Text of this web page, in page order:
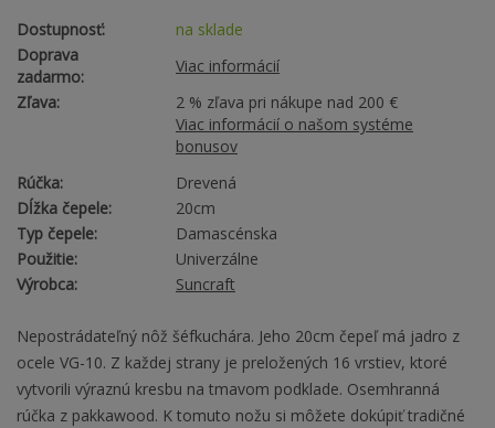
Dostupnosť:
na sklade
Doprava
zadarmo:
Viac informácií
Zľava:
2 % zľava pri nákupe nad 200 €
Viac informácií o našom systéme
bonusov
Rúčka:
Drevená
Dĺžka čepele:
20cm
Typ čepele:
Damascénska
Použitie:
Univerzálne
Výrobca:
Suncraft
Nepostrádateľný nôž šéfkuchára. Jeho 20cm čepeľ má jadro z
ocele VG-10. Z každej strany je preložených 16 vrstiev, ktoré
vytvorili výraznú kresbu na tmavom podklade. Osemhranná
rúčka z pakkawood. K tomuto nožu si môžete dokúpiť tradičné